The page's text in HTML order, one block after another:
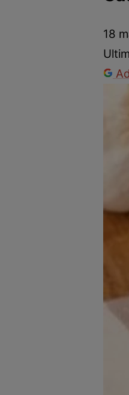
Prevenție și tratament
18